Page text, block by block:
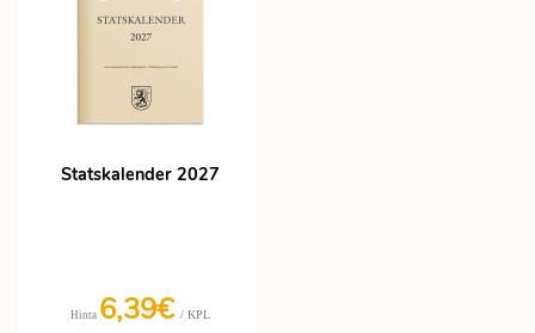
Statskalender 2027
Hinta 6,39€ / KPL